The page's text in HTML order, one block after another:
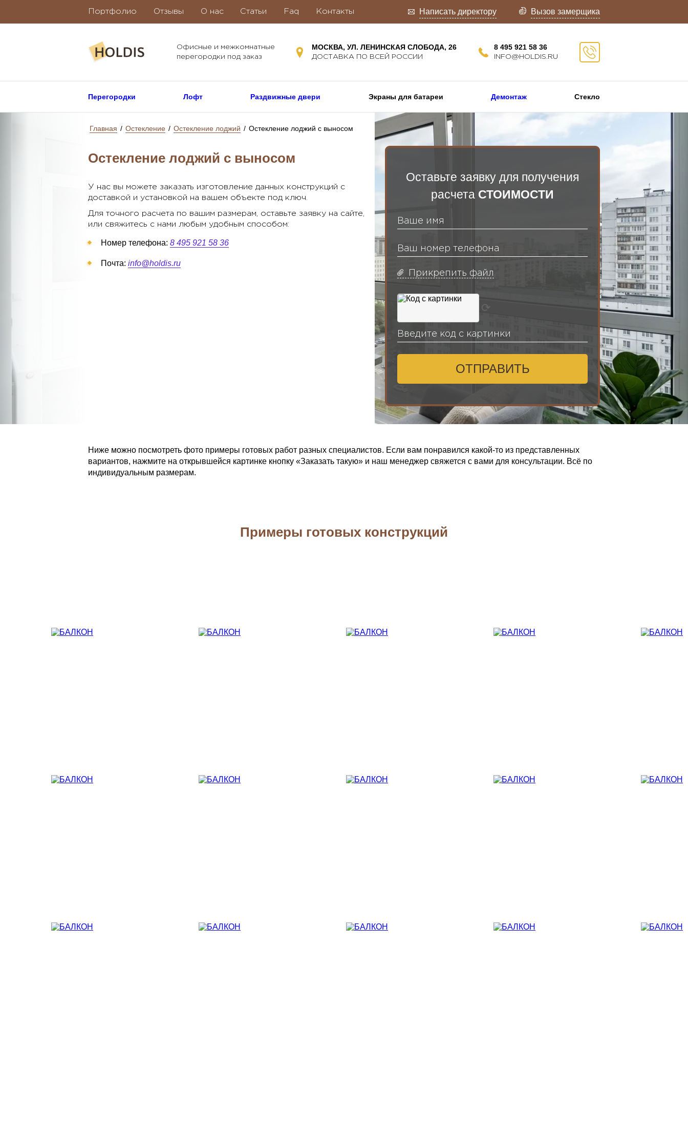
Портфолио Отзывы О нас Статьи Faq Контакты Написать директору Вызов замерщика
Офисные и межкомнатные
перегородки под заказ
МОСКВА, УЛ. ЛЕНИНСКАЯ СЛОБОДА, 26
ДОСТАВКА ПО ВСЕЙ РОССИИ
8 495 921 58 36
INFO@HOLDIS.RU
Перегородки Лофт Раздвижные двери Экраны для батареи Демонтаж Стекло
Главная / Остекление / Остекление лоджий / Остекление лоджий с выносом
Остекление лоджий с выносом
У нас вы можете заказать изготовление данных конструкций с
доставкой и установкой на вашем объекте под ключ.
Для точного расчета по вашим размерам, оставьте заявку на сайте,
или свяжитесь с нами любым удобным способом:
Номер телефона: 8 495 921 58 36
Почта: info@holdis.ru
Оставьте заявку для получения
расчета СТОИМОСТИ
Прикрепить файл
⟳
ОТПРАВИТЬ
Ниже можно посмотреть фото примеры готовых работ разных специалистов. Если вам понравился какой-то из представленных
вариантов, нажмите на открывшейся картинке кнопку «Заказать такую» и наш менеджер свяжется с вами для консультации. Всё по
индивидуальным размерам.
Примеры готовых конструкций